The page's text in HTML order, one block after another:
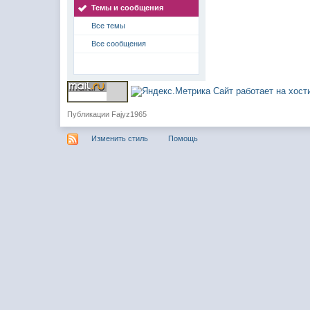
Темы и сообщения
Все темы
Все сообщения
Сайт работает на
Публикации Fajyz1965
Изменить стиль Помощь